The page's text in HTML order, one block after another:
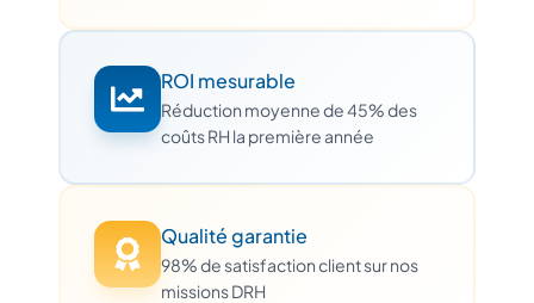
ROI mesurable
Réduction moyenne de 45% des
coûts RH la première année
Qualité garantie
98% de satisfaction client sur nos
missions DRH